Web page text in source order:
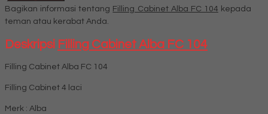
Bagikan informasi tentang Filling Cabinet Alba FC 104 kepada
teman atau kerabat Anda.
Deskripsi Filling Cabinet Alba FC 104
Filling Cabinet Alba FC 104
Filling Cabinet 4 laci
Merk : Alba